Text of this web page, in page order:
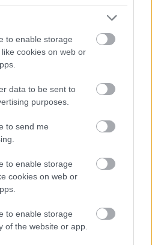
to enable storage
cookies on web or
data to be sent to
purposes.
to send me
to enable storage
cookies on web or
to enable storage
of the website or app.